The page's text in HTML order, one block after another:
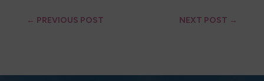
← PREVIOUS POST NEXT POST →